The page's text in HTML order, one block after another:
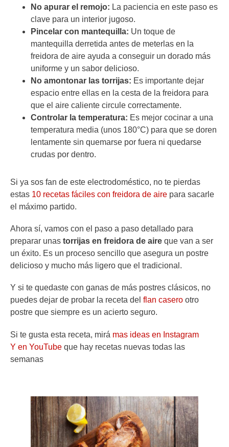
No apurar el remojo: La paciencia en este paso es
clave para un interior jugoso.
Pincelar con mantequilla: Un toque de
mantequilla derretida antes de meterlas en la
freidora de aire ayuda a conseguir un dorado más
uniforme y un sabor delicioso.
No amontonar las torrijas: Es importante dejar
espacio entre ellas en la cesta de la freidora para
que el aire caliente circule correctamente.
Controlar la temperatura: Es mejor cocinar a una
temperatura media (unos 180°C) para que se doren
lentamente sin quemarse por fuera ni quedarse
crudas por dentro.
Si ya sos fan de este electrodoméstico, no te pierdas
estas 10 recetas fáciles con freidora de aire para sacarle
el máximo partido.
Ahora sí, vamos con el paso a paso detallado para
preparar unas torrijas en freidora de aire que van a ser
un éxito. Es un proceso sencillo que asegura un postre
delicioso y mucho más ligero que el tradicional.
Y si te quedaste con ganas de más postres clásicos, no
puedes dejar de probar la receta del flan casero otro
postre que siempre es un acierto seguro.
Si te gusta esta receta, mirá mas ideas en Instagram
Y en YouTube que hay recetas nuevas todas las
semanas